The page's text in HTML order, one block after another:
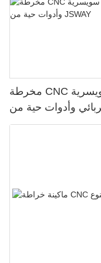
مخرطة CNC سويسرية TD265 ذات 5 محاور مع مغزل